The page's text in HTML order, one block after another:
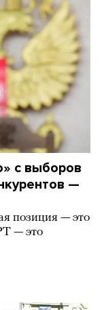
с выборов
—
позиция — это
— это